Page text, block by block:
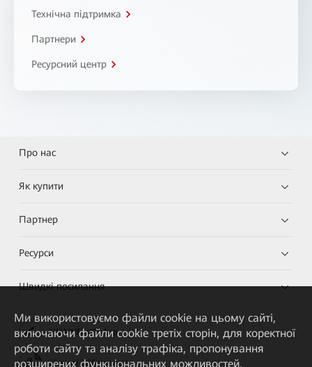
Технічна підтримка
Партнери
Ресурсний центр
Про нас
Як купити
Партнер
Ресурси
Швидкі посилання
HUAWEI eKit App
Huawei HiKnow App
Ми використовуємо файли cookie на цьому сайті,
включаючи файли cookie третіх сторін, для коректної
роботи сайту та аналізу трафіка, пропонування
розширених функціональних можливостей,